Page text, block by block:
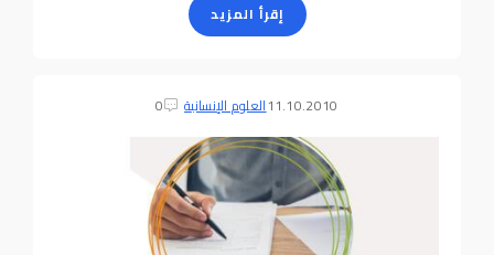
إقرأ المزيد
11.10.2010العلوم الإنسانية 0